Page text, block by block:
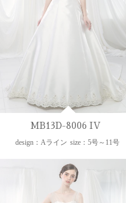
MB13D-8006 IV
design：Aライン size：5号～11号